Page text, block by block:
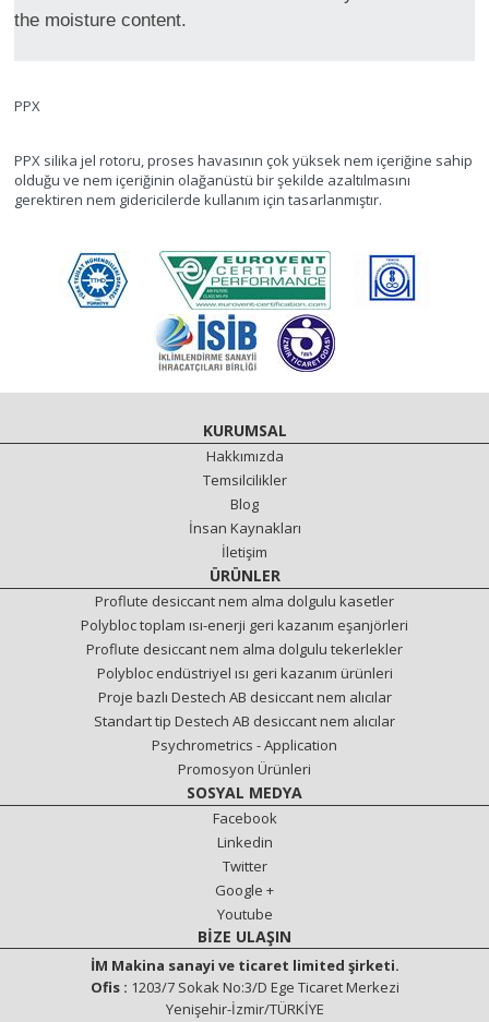
the moisture content.
PPX
PPX silika jel rotoru, proses havasının çok yüksek nem içeriğine sahip
olduğu ve nem içeriğinin olağanüstü bir şekilde azaltılmasını
gerektiren nem gidericilerde kullanım için tasarlanmıştır.
KURUMSAL
Hakkımızda
Temsilcilikler
Blog
İnsan Kaynakları
İletişim
ÜRÜNLER
Proflute desiccant nem alma dolgulu kasetler
Polybloc toplam ısı-enerji geri kazanım eşanjörleri
Proflute desiccant nem alma dolgulu tekerlekler
Polybloc endüstriyel ısı geri kazanım ürünleri
Proje bazlı Destech AB desiccant nem alıcılar
Standart tip Destech AB desiccant nem alıcılar
Psychrometrics - Application
Promosyon Ürünleri
SOSYAL MEDYA
Facebook
Linkedin
Twitter
Google +
Youtube
BİZE ULAŞIN
İM Makina sanayi ve ticaret limited şirketi.
Ofis : 1203/7 Sokak No:3/D Ege Ticaret Merkezi
Yenişehir-İzmir/TÜRKİYE